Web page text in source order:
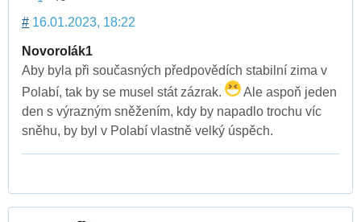
# 16.01.2023, 18:22
Novorolák1
Aby byla při současných předpovědích stabilní zima v
Polabí, tak by se musel stát zázrak.
Ale aspoň jeden
den s výrazným sněžením, kdy by napadlo trochu víc
sněhu, by byl v Polabí vlastně velký úspěch.